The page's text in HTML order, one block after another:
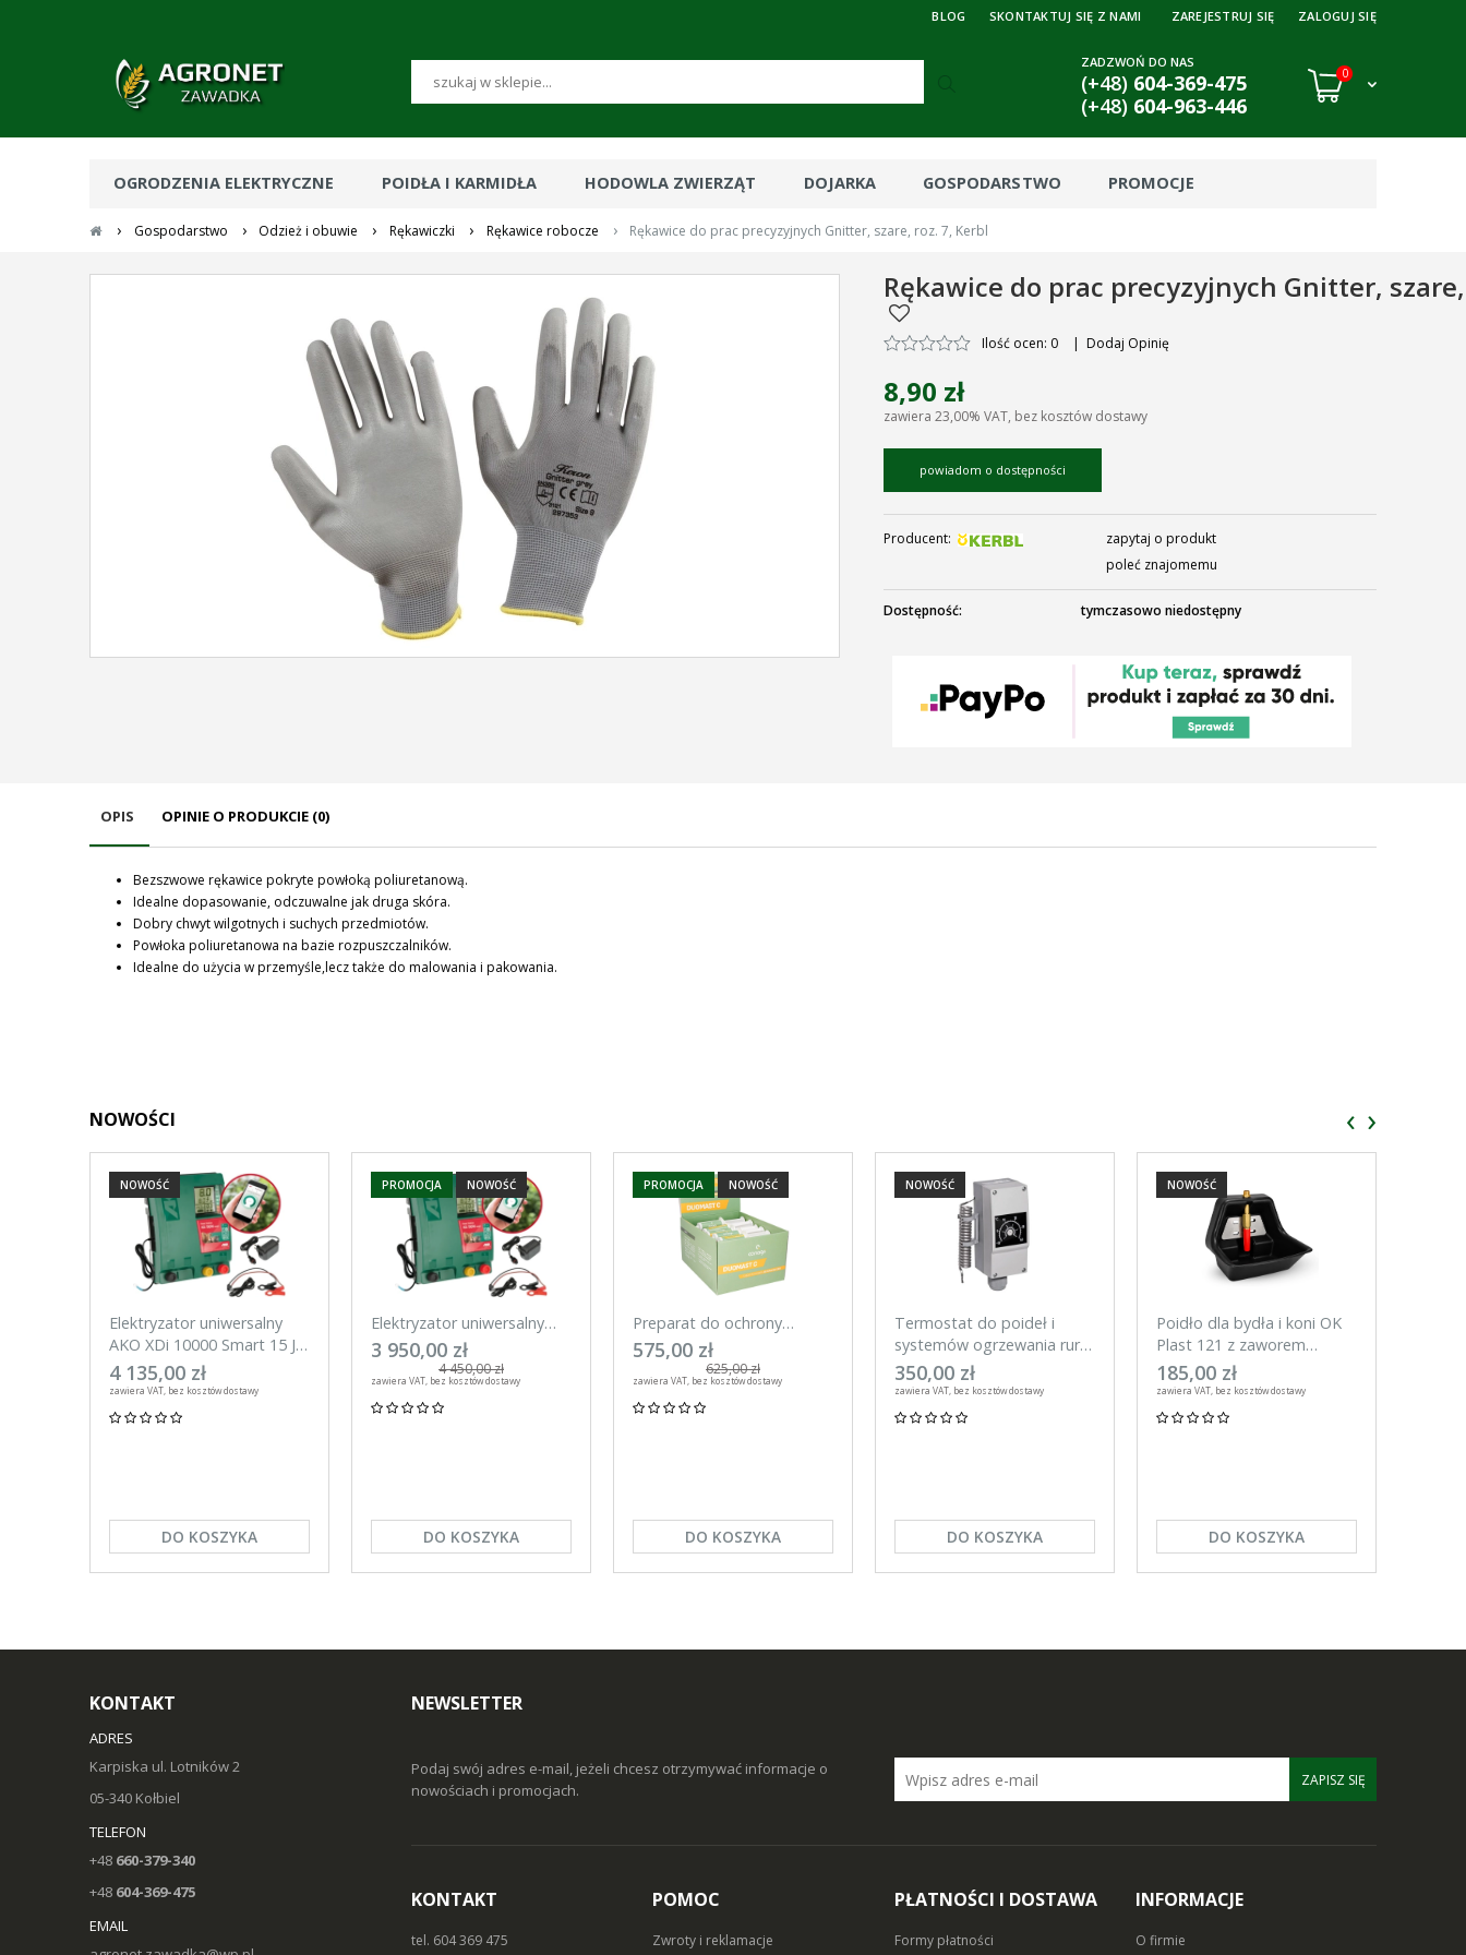
ZAREJESTRUJ SIĘ ZALOGUJ SIĘ
BLOG SKONTAKTUJ SIĘ Z NAMI
ZADZWOŃ DO NAS
(+48)604-369-475
(+48) 604-963-446
0
OGRODZENIA ELEKTRYCZNE POIDŁA I KARMIDŁA HODOWLA ZWIERZĄT DOJARKA GOSPODARSTWO PROMOCJE
› Gospodarstwo › Odzież i obuwie › Rękawiczki › Rękawice robocze › Rękawice do prac precyzyjnych Gnitter, szare, roz. 7, Kerbl
Rękawice do prac precyzyjnych Gnitter,
Ilość ocen: 0 | Dodaj Opinię
8,90 zł
zawiera 23,00% VAT, bez kosztów dostawy
powiadom o dostępności
Producent:
zapytaj o produkt
poleć znajomemu
Dostępność: tymczasowo niedostępny
OPIS OPINIE O PRODUKCIE (0)
Bezszwowe rękawice pokryte powłoką poliuretanową.
Idealne dopasowanie, odczuwalne jak druga skóra.
Dobry chwyt wilgotnych i suchych przedmiotów.
Powłoka poliuretanowa na bazie rozpuszczalników.
Idealne do użycia w przemyśle,lecz także do malowania i pakowania.
NOWOŚCI
Elektryzator uniwersalny
AKO XDi 10000 Smart 15 J
Aplikacja na telefon
4 135,00 zł
zawiera VAT, bez kosztów dostawy
DO KOSZYKA
NOWOŚĆ
Elektryzator uniwersalny
AKO XDi 15000 Smart 20 J
Aplikacja na telefon
3 950,00 zł
4 450,00 zł
zawiera VAT, bez kosztów dostawy
DO KOSZYKA
PROMOCJA NOWOŚĆ
Preparat do ochrony
wymienia w okresie laktacji
DuoMast C, Canagri 30
sztuk
575,00 zł
625,00 zł
zawiera VAT, bez kosztów dostawy
DO KOSZYKA
PROMOCJA NOWOŚĆ
Termostat do poideł i
systemów ogrzewania rur,
Kerbl
350,00 zł
zawiera VAT, bez kosztów dostawy
DO KOSZYKA
NOWOŚĆ
Poidło dla bydła i koni OK
Plast 121 z zaworem
rurowym 3l
185,00 zł
zawiera VAT, bez kosztów dostawy
DO KOSZYKA
NOWOŚĆ
‹ ›
KONTAKT
ADRES
Karpiska ul. Lotników 2
05-340 Kołbiel
TELEFON
+48 660-379-340
+48 604-369-475
EMAIL
NEWSLETTER
Podaj swój adres e-mail, jeżeli chcesz otrzymywać informacje o
nowościach i promocjach.
ZAPISZ SIĘ
KONTAKT
tel. 604 369 475
POMOC
Zwroty i reklamacje
PŁATNOŚCI I DOSTAWA
Formy płatności
INFORMACJE
O firmie